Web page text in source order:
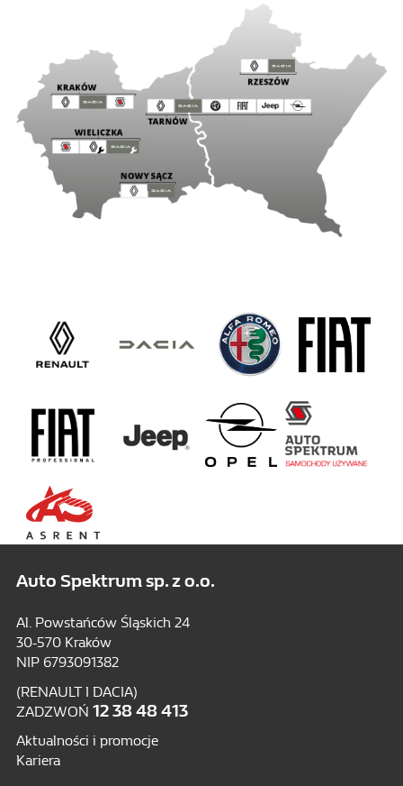
Auto Spektrum sp. z o.o.
Al. Powstańców Śląskich 24
30-570 Kraków
NIP 6793091382
(RENAULT I DACIA)
ZADZWOŃ 12 38 48 413
Aktualności i promocje
Kariera